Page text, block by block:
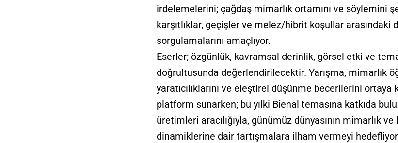
irdelemelerini; çağdaş mimarlık ortamını ve söylemini
karşıtlıklar, geçişler ve melez/hibrit koşullar arasındaki
sorgulamalarını amaçlıyor.
Eserler; özgünlük, kavramsal derinlik, görsel etki ve
doğrultusunda değerlendirilecektir. Yarışma, mimarlık
yaratıcılıklarını ve eleştirel düşünme becerilerini
platform sunarken; bu yılki Bienal temasına katkıda
üretimleri aracılığıyla, günümüz dünyasının mimarlık
dinamiklerine dair tartışmalara ilham vermeyi